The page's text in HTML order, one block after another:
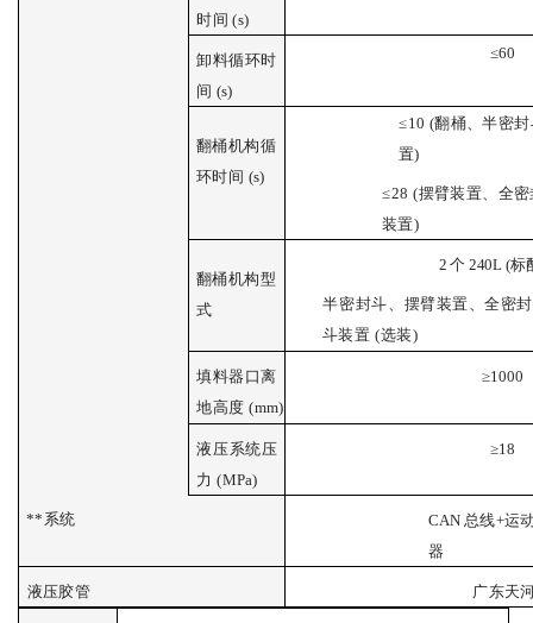
时间 (s)
卸料循环时
间 (s)
≤60
翻桶机构循
环时间 (s)
≤10 (翻桶、半密
置)
≤28 (摆臂装置、全
装置)
翻桶机构型
式
2 个 240L (标
半密封斗、摆臂装置、全密
斗装置 (选装)
填料器口离
地高度 (mm)
≥1000
液 压系统压
力 (MPa)
≥18
**系统 CAN 总线+运
器
液压胶管 广东天